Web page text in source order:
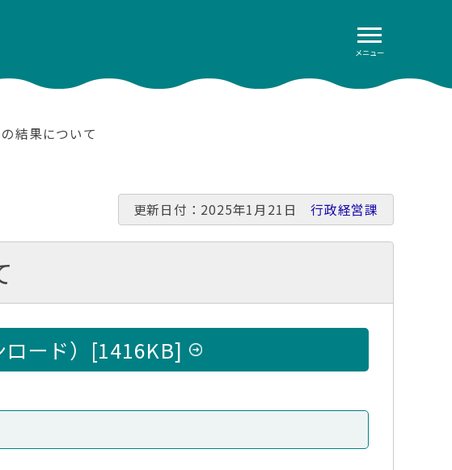
メニュー
結果について
更新日付：2025年1月21日行政経営課
ード） [1416KB]